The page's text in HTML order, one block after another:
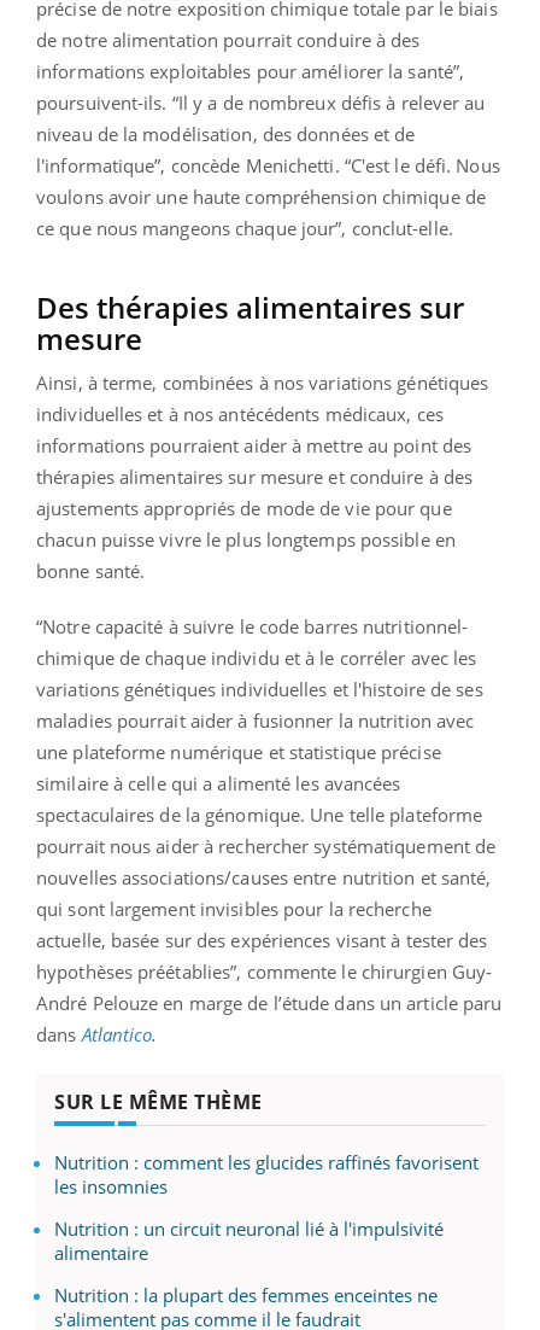
précise de notre exposition chimique totale par le biais
de notre alimentation pourrait conduire à des
informations exploitables pour améliorer la santé”,
poursuivent-ils. “Il y a de nombreux défis à relever au
niveau de la modélisation, des données et de
l'informatique”, concède Menichetti. “C'est le défi. Nous
voulons avoir une haute compréhension chimique de
ce que nous mangeons chaque jour”, conclut-elle.
Des thérapies alimentaires sur
mesure
Ainsi, à terme, combinées à nos variations génétiques
individuelles et à nos antécédents médicaux, ces
informations pourraient aider à mettre au point des
thérapies alimentaires sur mesure et conduire à des
ajustements appropriés de mode de vie pour que
chacun puisse vivre le plus longtemps possible en
bonne santé.
“Notre capacité à suivre le code barres nutritionnel-
chimique de chaque individu et à le corréler avec les
variations génétiques individuelles et l'histoire de ses
maladies pourrait aider à fusionner la nutrition avec
une plateforme numérique et statistique précise
similaire à celle qui a alimenté les avancées
spectaculaires de la génomique. Une telle plateforme
pourrait nous aider à rechercher systématiquement de
nouvelles associations/causes entre nutrition et santé,
qui sont largement invisibles pour la recherche
actuelle, basée sur des expériences visant à tester des
hypothèses préétablies”, commente le chirurgien Guy-
André Pelouze en marge de l’étude dans un article paru
dansAtlantico.
SUR LE MÊME THÈME
Nutrition : comment les glucides raffinés favorisent
les insomnies
Nutrition : un circuit neuronal lié à l'impulsivité
alimentaire
Nutrition : la plupart des femmes enceintes ne
s'alimentent pas comme il le faudrait